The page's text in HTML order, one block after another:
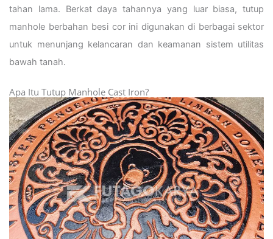
tahan lama. Berkat daya tahannya yang luar biasa, tutup
manhole berbahan besi cor ini digunakan di berbagai sektor
untuk menunjang kelancaran dan keamanan sistem utilitas
bawah tanah.
Apa Itu Tutup Manhole Cast Iron?